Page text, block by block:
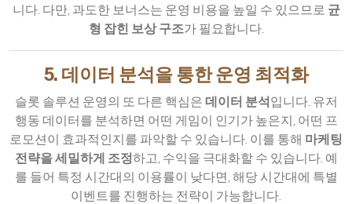
니다. 다만, 과도한 보너스는 운영 비용을 높일 수 있으므로 균
형 잡힌 보상 구조가 필요합니다.
5. 데이터 분석을 통한 운영 최적화
슬롯 솔루션 운영의 또 다른 핵심은 데이터 분석입니다. 유저
행동 데이터를 분석하면 어떤 게임이 인기가 높은지, 어떤 프
로모션이 효과적인지를 파악할 수 있습니다. 이를 통해 마케팅
전략을 세밀하게 조정하고, 수익을 극대화할 수 있습니다. 예
를 들어 특정 시간대의 이용률이 낮다면, 해당 시간대에 특별
이벤트를 진행하는 전략이 가능합니다.